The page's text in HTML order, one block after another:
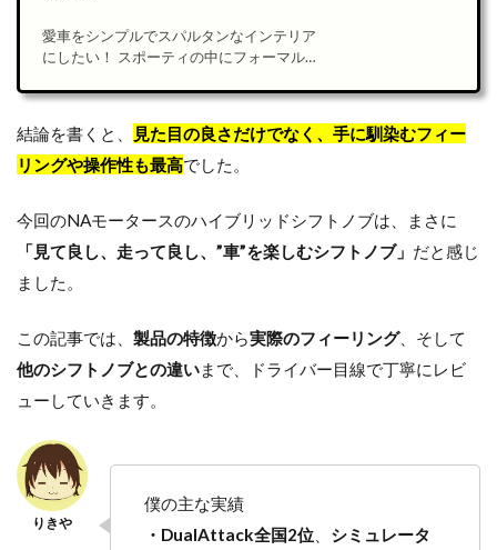
愛車をシンプルでスパルタンなインテリア
にしたい！ スポーティの中にフォーマルも
るなら、あまり派手すぎず主張は控えめな
がら、こだわっている感を演出したいもの
ですよね。 そんな人にはN[…]
結論を書くと、
見た目の良さだけでなく、手に馴染むフィー
リングや操作性も最高でした。
今回のNAモータースのハイブリッドシフトノブは、まさに
「見て良し、走って良し、”車”を楽しむシフトノブ」 だと感じ
ました。
この記事では、 製品の特徴から実際のフィーリング、そして
他のシフトノブとの違いまで、ドライバー目線で丁寧にレビ
ューしていきます。
僕の主な実績
・DualAttack全国2位
シミュレータ